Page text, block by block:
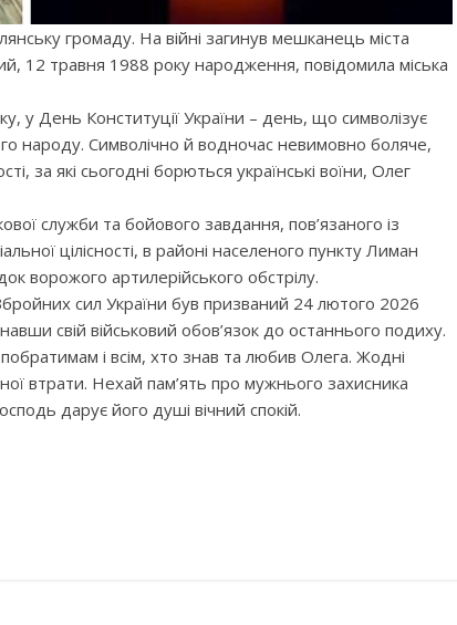
громаду. На війні загинув мешканець міста
12 травня 1988 року народження, повідомила міська
у День Конституції України – день, що символізує
народу. Символічно й водночас невимовно боляче,
за які сьогодні борються українські воїни, Олег
служби та бойового завдання, пов’язаного із
цілісності, в районі населеного пункту Лиман
ворожого артилерійського обстрілу.
сил України був призваний 24 лютого 2026
свій військовий обов’язок до останнього подиху.
і всім, хто знав та любив Олега. Жодні
втрати. Нехай пам’ять про мужнього захисника
дарує його душі вічний спокій.